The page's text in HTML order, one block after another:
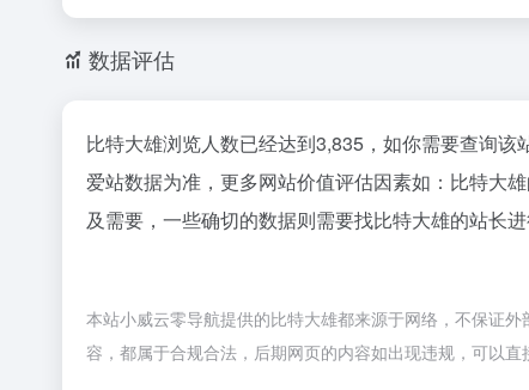
数据评估
比特大雄浏览人数已经达到3,835，如你需要查询该
爱站数据为准，更多网站价值评估因素如：比特大
及需要，一些确切的数据则需要找比特大雄的站长
本站小威云零导航提供的比特大雄都来源于网络，不保证
容，都属于合规合法，后期网页的内容如出现违规，可以